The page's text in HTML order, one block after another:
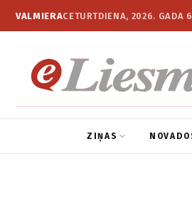
VALMIERACETURTDIENA, 2026. GADA
ZIŅAS